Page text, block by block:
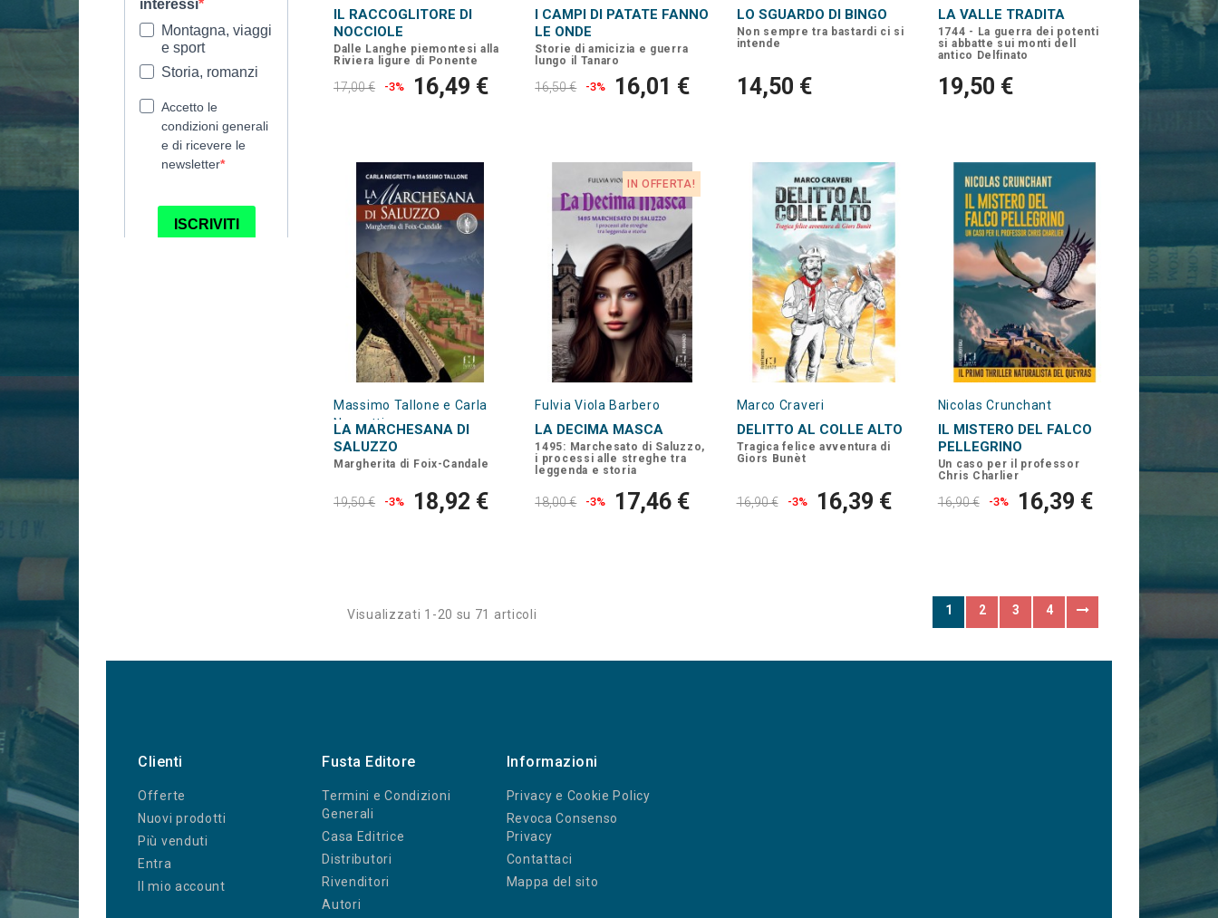
IL RACCOGLITORE DI
NOCCIOLE
Dalle Langhe piemontesi alla
Riviera ligure di Ponente
17,00 € -3% 16,49 €
I CAMPI DI PATATE FANNO
LE ONDE
Storie di amicizia e guerra
lungo il Tanaro
16,50 € -3% 16,01 €
LO SGUARDO DI BINGO
Non sempre tra bastardi ci si
intende
14,50 €
LA VALLE TRADITA
1744 - La guerra dei potenti
si abbatte sui monti dell
antico Delfinato
19,50 €
Massimo Tallone e Carla
Negretti
LA MARCHESANA DI
SALUZZO
Margherita di Foix-Candale
19,50 € -3% 18,92 €
IN OFFERTA!
Fulvia Viola Barbero
LA DECIMA MASCA
1495: Marchesato di Saluzzo,
i processi alle streghe tra
leggenda e storia
18,00 € -3% 17,46 €
Marco Craveri
DELITTO AL COLLE ALTO
Tragica felice avventura di
Giors Bunèt
16,90 € -3% 16,39 €
Nicolas Crunchant
IL MISTERO DEL FALCO
PELLEGRINO
Un caso per il professor
Chris Charlier
16,90 € -3% 16,39 €
Visualizzati 1-20 su 71 articoli 1 2 3 4
Clienti
Offerte
Nuovi prodotti
Più venduti
Entra
Il mio account
Fusta Editore
Termini e Condizioni
Generali
Casa Editrice
Distributori
Rivenditori
Autori
Informazioni
Privacy e Cookie Policy
Revoca Consenso
Privacy
Contattaci
Mappa del sito